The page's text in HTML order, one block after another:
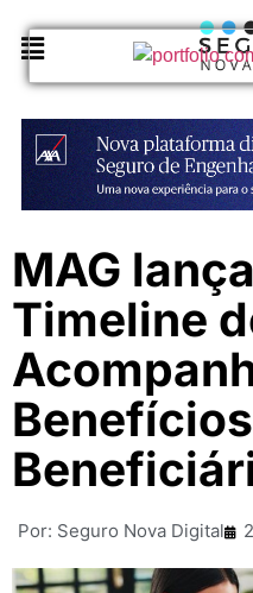
MAG
Timeline
Por: Seguro Nova Digital